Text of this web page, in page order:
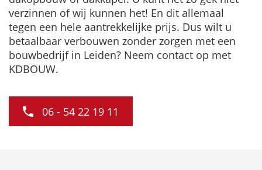
verzinnen of wij kunnen het! En dit allemaal
tegen een hele aantrekkelijke prijs. Dus wilt u
betaalbaar verbouwen zonder zorgen met een
bouwbedrijf in Leiden? Neem contact op met
KDBOUW.
06 - 54 22 19 11